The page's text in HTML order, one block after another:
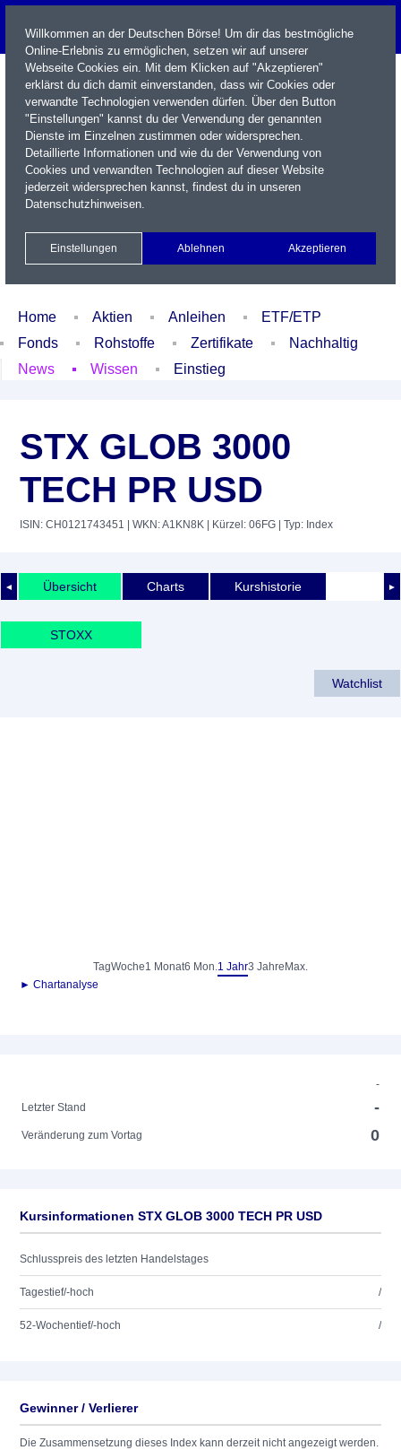
Name / WKN / ISIN / Kürzel
Xetra Realtime
Watchlist Portfolio Login
Home Aktien Anleihen
ETF/ETP
Fonds
Rohstoffe Zertifikate
Nachhaltig
News
Wissen Einstieg
STX GLOB 3000
TECH PR USD
ISIN: CH0121743451 | WKN: A1KN8K | Kürzel: 06FG | Typ: Index
◄ ►
Übersicht Charts Kurshistorie
STOXX
Watchlist
TagWoche1 Monat6 Mon.1 Jahr3 Jahre Max.
► Chartanalyse
-
Letzter Stand
-
Veränderung zum Vortag 0
Kursinformationen STX GLOB 3000 TECH PR USD
Schlusspreis des letzten Handelstages
Tagestief/-hoch /
52-Wochentief/-hoch /
Gewinner / Verlierer
Die Zusammensetzung dieses Index kann derzeit nicht angezeigt werden.
Willkommen an der Deutschen Börse! Um dir das bestmögliche
Online-Erlebnis zu ermöglichen, setzen wir auf unserer
Webseite Cookies ein. Mit dem Klicken auf "Akzeptieren"
erklärst du dich damit einverstanden, dass wir Cookies oder
verwandte Technologien verwenden dürfen. Über den Button
"Einstellungen" kannst du der Verwendung der genannten
Dienste im Einzelnen zustimmen oder widersprechen.
Detaillierte Informationen und wie du der Verwendung von
Cookies und verwandten Technologien auf dieser Website
jederzeit widersprechen kannst, findest du in unseren
Datenschutzhinweisen.
Einstellungen Ablehnen Akzeptieren